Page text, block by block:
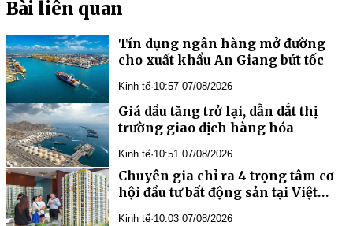
Bài liên quan
Tín dụng ngân hàng mở đường
cho xuất khẩu An Giang bứt tốc
Kinh tế·10:57 07/08/2026
Giá dầu tăng trở lại, dẫn dắt thị
trường giao dịch hàng hóa
Kinh tế·10:51 07/08/2026
Chuyên gia chỉ ra 4 trọng tâm cơ
hội đầu tư bất động sản tại Việt
Kinh tế·10:03 07/08/2026